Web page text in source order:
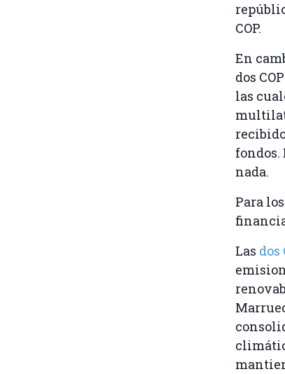
COP.
En
dos
las
fondos.
nada.
Para
Las dos